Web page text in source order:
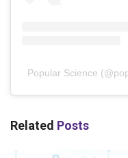
Popular Science (@
Related Posts